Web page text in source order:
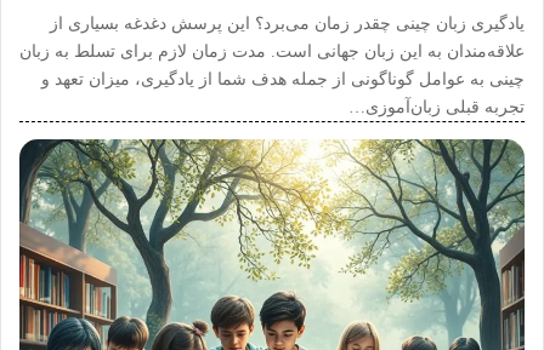
یادگیری زبان چینی چقدر زمان می‌برد؟ این پرسش دغدغه بسیاری از
علاقه‌مندان به این زبان جهانی است. مدت زمان لازم برای تسلط به زبان
چینی به عوامل گوناگونی از جمله هدف شما از یادگیری، میزان تعهد و
تجربه قبلی زبان‌آموزی…